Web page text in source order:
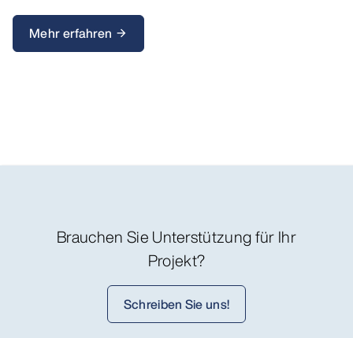
Mehr erfahren arrow_forward
Brauchen Sie Unterstützung für Ihr
Projekt?
Schreiben Sie uns!